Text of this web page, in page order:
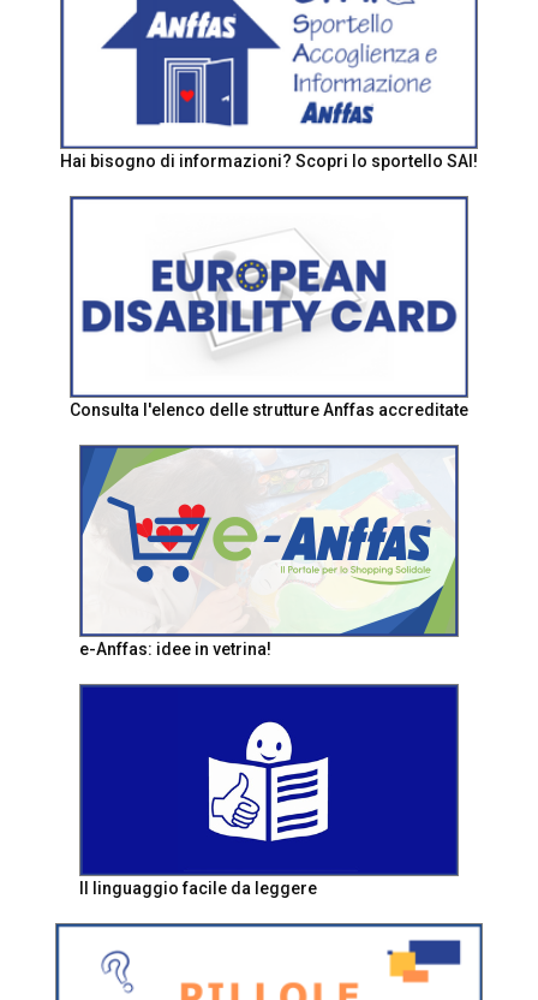
Hai bisogno di informazioni? Scopri lo sportello SAI!
Consulta l'elenco delle strutture Anffas accreditate
e-Anffas: idee in vetrina!
Il linguaggio facile da leggere